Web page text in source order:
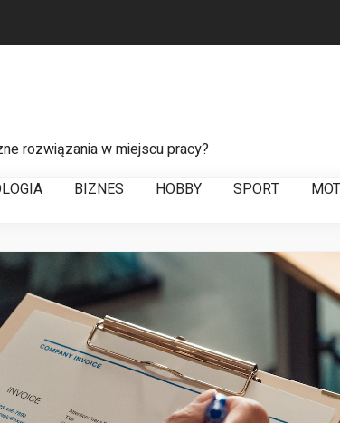
rozwiązania w miejscu pracy?
w liniach energetycznych
BIZNES HOBBY SPORT